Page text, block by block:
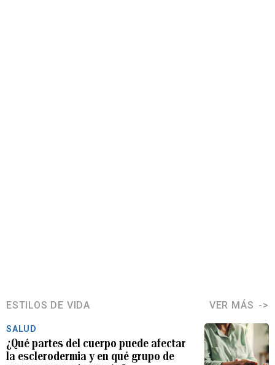
ESTILOS DE VIDA VER MÁS
SALUD
¿Qué partes del cuerpo puede afectar
la esclerodermia y en qué grupo de